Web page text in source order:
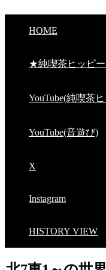
HOME
★純喫茶ヒッピ
YouTube(純喫茶
YouTube(音遊び)
X
Instagram
HISTORY VIEW